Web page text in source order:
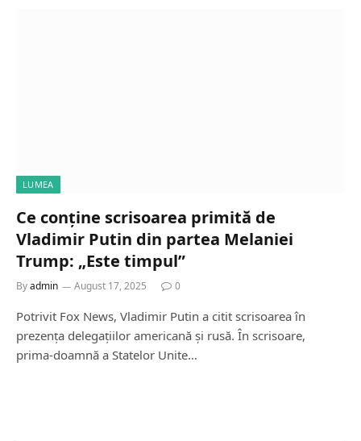
LUMEA
Ce conține scrisoarea primită de
Vladimir Putin din partea Melaniei
Trump: „Este timpul”
Byadmin August 17, 2025 0
Potrivit Fox News, Vladimir Putin a citit scrisoarea în
prezența delegațiilor americană și rusă. În scrisoare,
prima-doamnă a Statelor Unite…